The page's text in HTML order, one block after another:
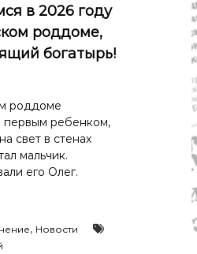
р
а
д
"
К
о
т
ы
и
К
о
с
м
в 2026 году
роддоме,
богатырь!
роддоме
первым ребенком,
свет в стенах
мальчик.
его Олег.
, Новости